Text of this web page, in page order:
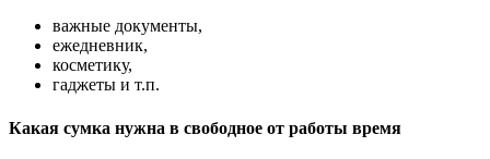
важные документы,
ежедневник,
косметику,
гаджеты и т.п.
Какая сумка нужна в свободное от работы время